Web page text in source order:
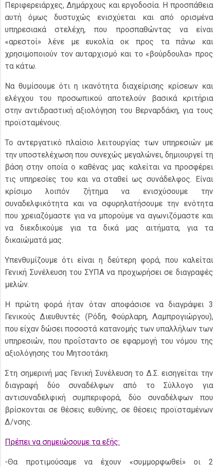
Περιφερειάρχες, Δημάρχους και εργοδοσία. Η προσπάθεια
αυτή όμως δυστυχώς ενισχύεται και από ορισμένα
υπηρεσιακά στελέχη, που προσπαθώντας να είναι
«αρεστοί» λένε με ευκολία οκ προς τα πάνω και
χρησιμοποιούν τον αυταρχισμό και το «βούρδουλα» προς
τα κάτω.
Να θυμίσουμε ότι η ικανότητα διαχείρισης κρίσεων και
ελέγχου του προσωπικού αποτελούν βασικά κριτήρια
στην αντιδραστική αξιολόγηση του Βερναρδάκη, για τους
προϊσταμένους.
Το αντεργατικό πλαίσιο λειτουργίας των υπηρεσιών με
την υποστελέχωση που συνεχώς μεγαλώνει, δημιουργεί τη
βάση στην οποία ο καθένας μας καλείται να προσφέρει
τις υπηρεσίες του και να σταθεί ως συνάδελφος. Είναι
κρίσιμο λοιπόν ζήτημα να ενισχύσουμε την
συναδελφικότητα και να σφυρηλατήσουμε την ενότητα
που χρειαζόμαστε για να μπορούμε να αγωνιζόμαστε και
να διεκδικούμε για τα δικά μας αιτήματα, για τα
δικαιώματά μας.
Υπενθυμίζουμε ότι είναι η δεύτερη φορά, που καλείται
Γενική Συνέλευση του ΣΥΠΑ να προχωρήσει σε διαγραφές
μελών.
Η πρώτη φορά ήταν όταν αποφάσισε να διαγράψει 3
Γενικούς Διευθυντές (Ρόδη, Φούρλαρη, Λαμπρογιώργου),
που είχαν δώσει ποσοστά κατανομής των υπαλλήλων των
υπηρεσιών, που προΐσταντο σε εφαρμογή του νόμου της
αξιολόγησης του Μητσοτάκη.
Στη σημερινή μας Γενική Συνέλευση το Δ.Σ. εισηγείται την
διαγραφή δύο συναδέλφων από το Σύλλογο για
αντισυναδελφική συμπεριφορά, δύο συναδέλφων που
βρίσκονται σε θέσεις ευθύνης, σε θέσεις προϊσταμένων
Δ/νσης.
Πρέπει να σημειώσουμε τα εξής:
-Θα προτιμούσαμε να έχουν «συμμορφωθεί» οι 2